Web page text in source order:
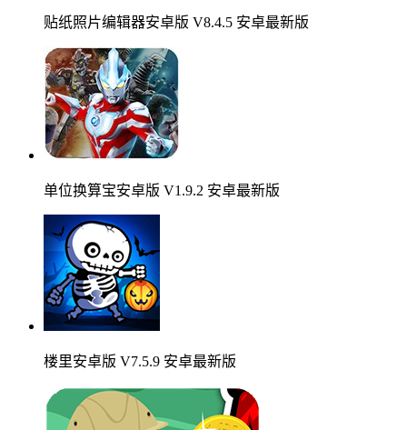
贴纸照片编辑器安卓版 V8.4.5 安卓最新版
单位换算宝安卓版 V1.9.2 安卓最新版
楼里安卓版 V7.5.9 安卓最新版